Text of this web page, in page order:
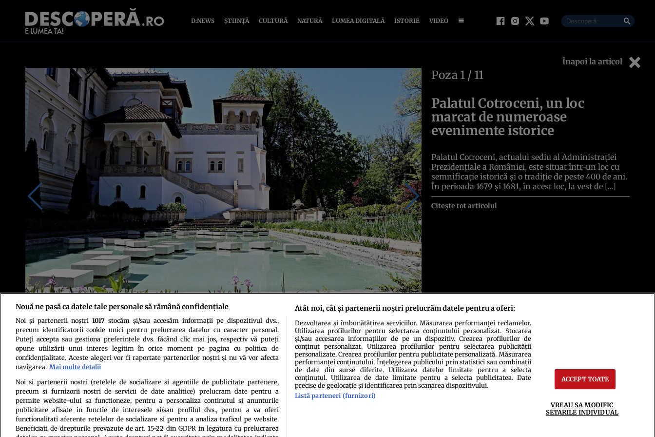
D:NEWS ȘTIINȚĂ CULTURĂ NATURĂ LUMEA DIGITALĂ ISTORIE VIDEO
Înapoi la articol
Credit foto: Muzeul Naţional Cotroceni
Poza 1 / 11
Palatul Cotroceni, un loc
marcat de numeroase
evenimente istorice
Palatul Cotroceni, actualul sediu al Administraţiei
Prezidenţiale a României, este situat într-un loc cu
semnificație istorică și o tradiție de peste 400 de ani.
În perioada 1679 și 1681, în acest loc, la vest de […]
Citește tot articolul
Politica de confidenţialitatePolitica de cookiesTermeni şi condiţii Echipa redacțională ContactSetări Cookies
Nouă ne pasă ca datele tale personale să rămână confidențiale
Noi și partenerii noștri 1017stocăm și/sau accesăm informații pe dispozitivul dvs.,
precum identificatorii cookie unici pentru prelucrarea datelor cu caracter personal.
Puteți accepta sau gestiona preferințele dvs. făcând clic mai jos, respectiv vă puteți
opune utilizării unui interes legitim în orice moment pe pagina cu politica de
confidențialitate. Aceste alegeri vor fi raportate partenerilor noștri și nu vă vor afecta
navigarea. Mai multe detalii
Noi si partenerii nostri (retelele de socializare si agentiile de publicitate partenere,
precum si furnizorii nostri de servicii de date analitice) prelucram date pentru a
permite website-ului sa functioneze, pentru a personaliza continutul si anunturile
publicitare afisate in functie de interesele si/sau profilul dvs., pentru a va oferi
functionalitati aferente retelelor de socializare si pentru a analiza traficul pe website.
Beneficiati de drepturile prevazute de art. 15-22 din GDPR in legatura cu prelucrarea
Atât noi, cât și partenerii noștri prelucrăm datele pentru a oferi:
Dezvoltarea și îmbunătățirea serviciilor. Măsurarea performanței reclamelor.
Utilizarea profilurilor pentru selectarea conținutului personalizat. Stocarea
și/sau accesarea informațiilor de pe un dispozitiv. Crearea profilurilor de
conținut personalizat. Utilizarea profilurilor pentru selectarea publicității
personalizate. Crearea profilurilor pentru publicitate personalizată. Măsurarea
performanței conținutului. Înțelegerea publicului prin statistici sau combinații
de date din surse diferite. Utilizarea datelor limitate pentru a selecta
conținutul. Utilizarea de date limitate pentru a selecta publicitatea. Date
precise de geolocație și identificarea prin scanarea dispozitivului.
Listă parteneri (furnizori)
ACCEPT TOATE
VREAU SA MODIFIC
SETARILE INDIVIDUAL